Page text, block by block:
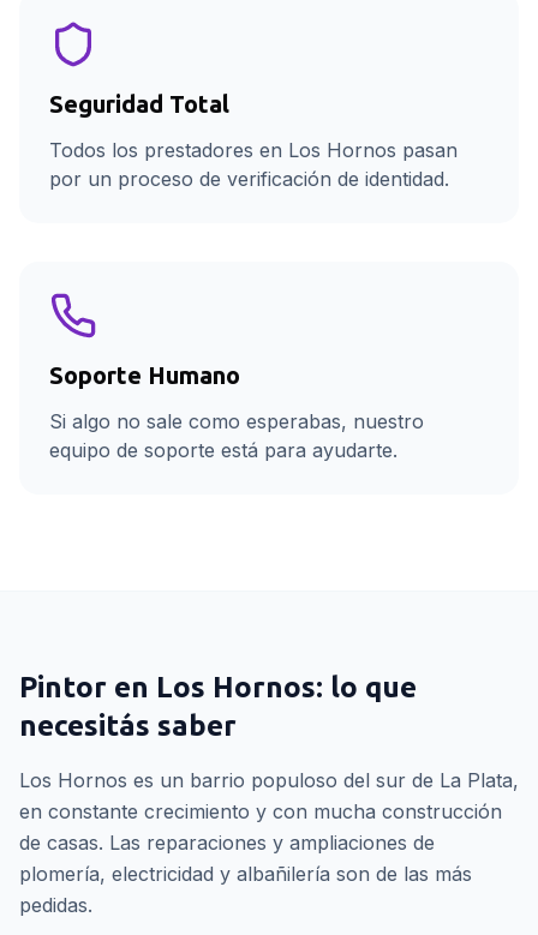
Seguridad Total
Todos los prestadores en Los Hornos pasan
por un proceso de verificación de identidad.
Soporte Humano
Si algo no sale como esperabas, nuestro
equipo de soporte está para ayudarte.
Pintor en Los Hornos: lo que
necesitás saber
Los Hornos es un barrio populoso del sur de La Plata,
en constante crecimiento y con mucha construcción
de casas. Las reparaciones y ampliaciones de
plomería, electricidad y albañilería son de las más
pedidas.